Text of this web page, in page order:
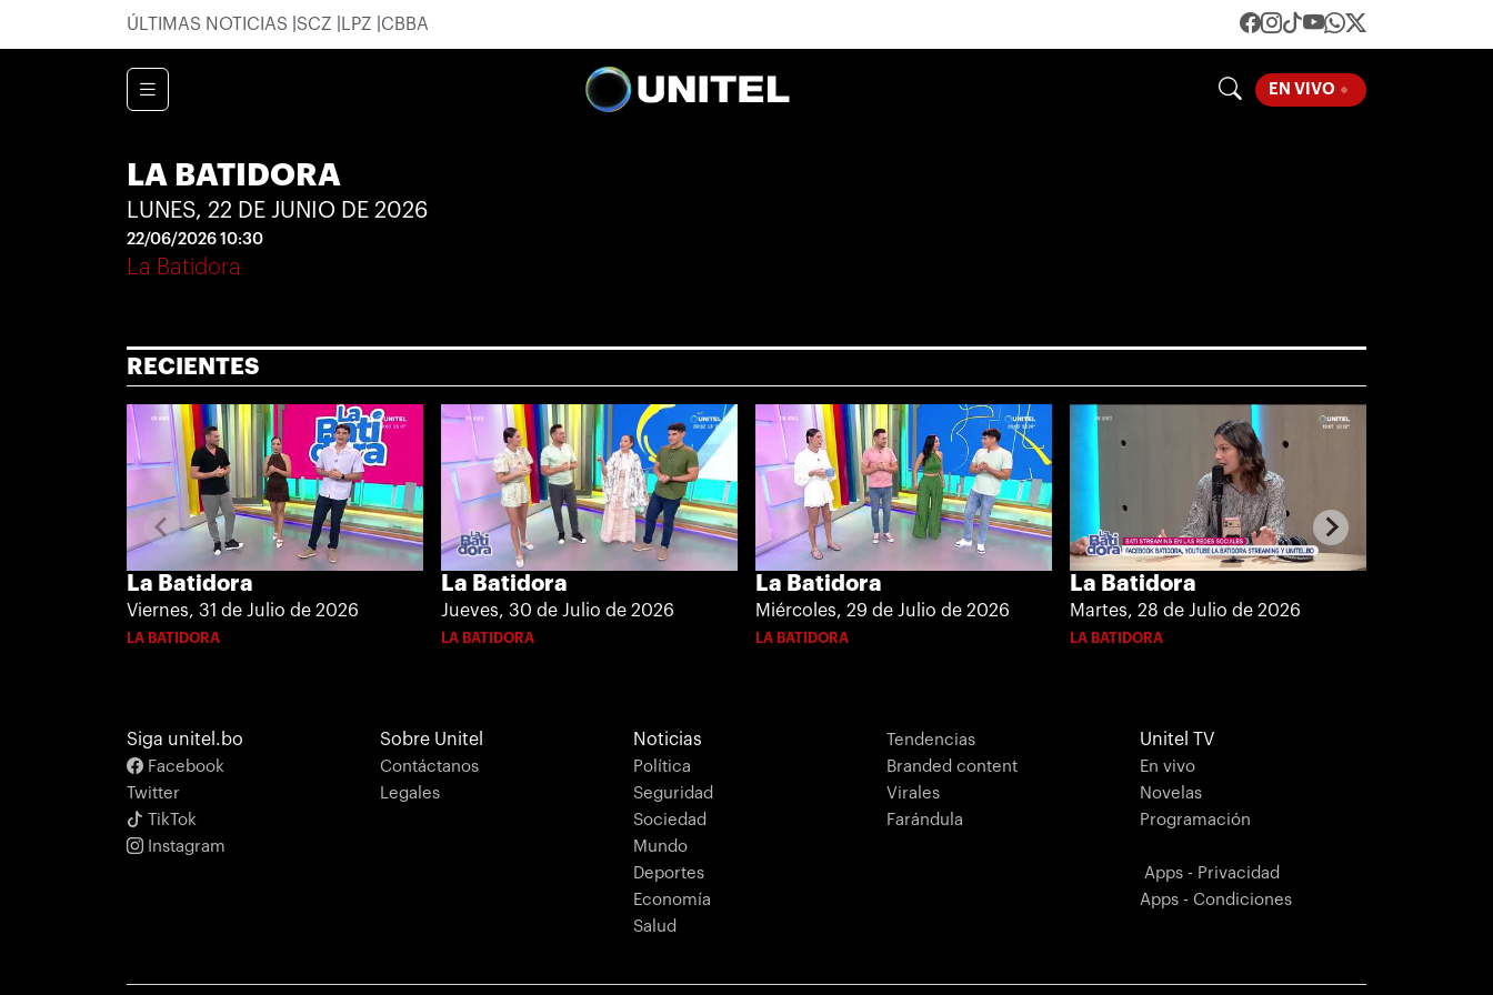
ÚLTIMAS NOTICIAS SCZ LPZ CBBA
EN VIVO
LOADING...
LA BATIDORA
LUNES, 22 DE JUNIO DE 2026
22/06/2026 10:30
La Batidora
RECIENTES
La Batidora
Viernes, 31 de Julio de 2026
LA BATIDORA
La Batidora
Jueves, 30 de Julio de 2026
LA BATIDORA
La Batidora
Miércoles, 29 de Julio de 2026
LA BATIDORA
La Batidora
Martes, 28 de Julio de 2026
LA BATIDORA
Siga unitel.bo
Facebook
Twitter
TikTok
Instagram
Sobre Unitel
Contáctanos
Legales
Noticias
Política
Seguridad
Sociedad
Mundo
Deportes
Economía
Salud
Tendencias
Branded content
Virales
Farándula
Unitel TV
En vivo
Novelas
Programación
Apps - Privacidad
Apps - Condiciones